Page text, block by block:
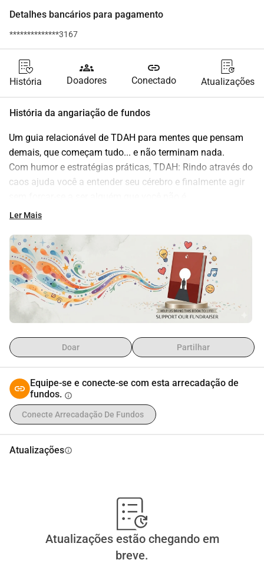
Detalhes bancários para pagamento
**************3167
História
groups
Doadores
link
Conectado Atualizações
História da angariação de fundos
Um guia relacionável de TDAH para mentes que pensam
demais, que começam tudo... e não terminam nada.
Com humor e estratégias práticas, TDAH: Rindo através do
caos ajuda você a entender seu cérebro e finalmente agir
Ler Mais
Doar Partilhar
Equipe-se e conecte-se com esta arrecadação de
fundos. info
Conecte Arrecadação De Fundos
Atualizaçõesinfo
Atualizações estão chegando em
breve.